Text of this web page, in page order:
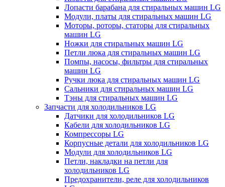
Лопасти барабана для стиральных машин LG
Модули, платы для стиральных машин LG
Моторы, роторы, статоры для стиральных
машин LG
Ножки для стиральных машин LG
Петли люка для стиральных машин LG
Помпы, насосы, фильтры для стиральных
машин LG
Ручки люка для стиральных машин LG
Сальники для стиральных машин LG
Тэны для стиральных машин LG
Запчасти для холодильников LG
Датчики для холодильников LG
Кабели для холодильников LG
Компрессоры LG
Корпусные детали для холодильников LG
Модули для холодильников LG
Петли, накладки на петли для
холодильников LG
Предохранители, реле для холодильников